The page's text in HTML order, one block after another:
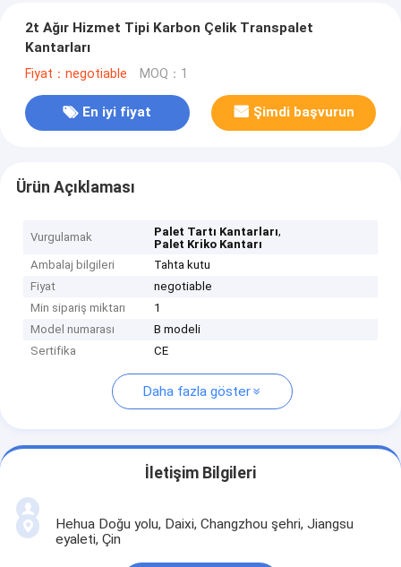
2t Ağır Hizmet Tipi Karbon Çelik Transpalet
Kantarları
Fiyat：negotiable MOQ：1
En iyi fiyat Şimdi başvurun
Ürün Açıklaması
Vurgulamak Palet Tartı Kantarları,
Palet Kriko Kantarı
Ambalaj bilgileri
Tahta kutu
Fiyat
negotiable
Min sipariş miktarı
1
Model numarası
B modeli
Sertifika
CE
Daha fazla göster
İletişim Bilgileri
Hehua Doğu yolu, Daixi, Changzhou şehri, Jiangsu
eyaleti, Çin